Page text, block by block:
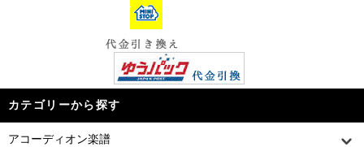
カテゴリーから探す
アコーディオン楽譜